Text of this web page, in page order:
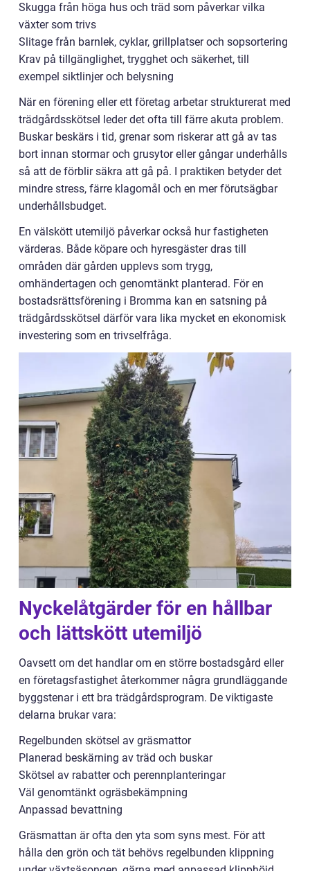
Skugga från höga hus och träd som påverkar vilka
växter som trivs
Slitage från barnlek, cyklar, grillplatser och sopsortering
Krav på tillgänglighet, trygghet och säkerhet, till
exempel siktlinjer och belysning
När en förening eller ett företag arbetar strukturerat med
trädgårdsskötsel leder det ofta till färre akuta problem.
Buskar beskärs i tid, grenar som riskerar att gå av tas
bort innan stormar och grusytor eller gångar underhålls
så att de förblir säkra att gå på. I praktiken betyder det
mindre stress, färre klagomål och en mer förutsägbar
underhållsbudget.
En välskött utemiljö påverkar också hur fastigheten
värderas. Både köpare och hyresgäster dras till
områden där gården upplevs som trygg,
omhändertagen och genomtänkt planterad. För en
bostadsrättsförening i Bromma kan en satsning på
trädgårdsskötsel därför vara lika mycket en ekonomisk
investering som en trivselfråga.
Nyckelåtgärder för en hållbar
och lättskött utemiljö
Oavsett om det handlar om en större bostadsgård eller
en företagsfastighet återkommer några grundläggande
byggstenar i ett bra trädgårdsprogram. De viktigaste
delarna brukar vara:
Regelbunden skötsel av gräsmattor
Planerad beskärning av träd och buskar
Skötsel av rabatter och perennplanteringar
Väl genomtänkt ogräsbekämpning
Anpassad bevattning
Gräsmattan är ofta den yta som syns mest. För att
hålla den grön och tät behövs regelbunden klippning